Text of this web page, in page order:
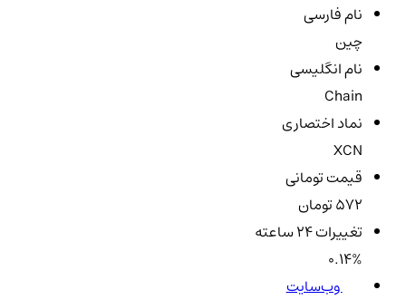
نام فارسی
چین
نام انگلیسی
Chain
نماد اختصاری
XCN
قیمت تومانی
572 تومان
تغییرات ۲۴ ساعته
0.14%
وب‌سایت